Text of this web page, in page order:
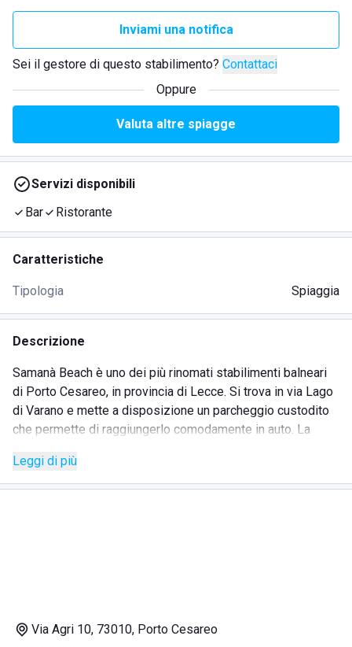
Inviami una notifica
Sei il gestore di questo stabilimento? Contattaci
Oppure
Valuta altre spiagge
Servizi disponibili
Bar
Ristorante
Caratteristiche
Tipologia Spiaggia
Descrizione
Samanà Beach è uno dei più rinomati stabilimenti balneari
di Porto Cesareo, in provincia di Lecce. Si trova in via Lago
di Varano e mette a disposizione un parcheggio custodito
che permette di raggiungerlo comodamente in auto. La
immersa all'interno di un'oasi naturale. Il mare cristallino, la
sabbia fine e dorata, il verde e i profumi della macchia
lasciarsi cullare dalle onde e godersi il sole. Noleggiando
Leggi di più
Via Agri 10, 73010, Porto Cesareo